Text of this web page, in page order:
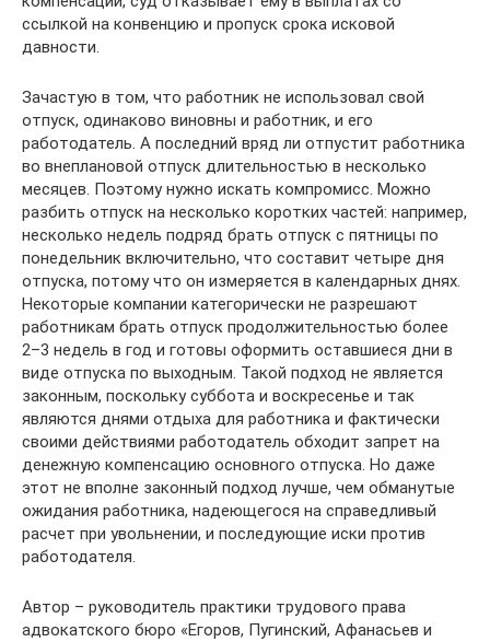
ссылкой на конвенцию и пропуск срока исковой
давности.
Зачастую в том, что работник не использовал свой
отпуск, одинаково виновны и работник, и его
работодатель. А последний вряд ли отпустит работника
во внеплановой отпуск длительностью в несколько
месяцев. Поэтому нужно искать компромисс. Можно
разбить отпуск на несколько коротких частей: например,
несколько недель подряд брать отпуск с пятницы по
понедельник включительно, что составит четыре дня
отпуска, потому что он измеряется в календарных днях.
Некоторые компании категорически не разрешают
работникам брать отпуск продолжительностью более
2–3 недель в год и готовы оформить оставшиеся дни в
виде отпуска по выходным. Такой подход не является
законным, поскольку суббота и воскресенье и так
являются днями отдыха для работника и фактически
своими действиями работодатель обходит запрет на
денежную компенсацию основного отпуска. Но даже
этот не вполне законный подход лучше, чем обманутые
ожидания работника, надеющегося на справедливый
расчет при увольнении, и последующие иски против
работодателя.
Автор – руководитель практики трудового права
адвокатского бюро «Егоров, Пугинский, Афанасьев и